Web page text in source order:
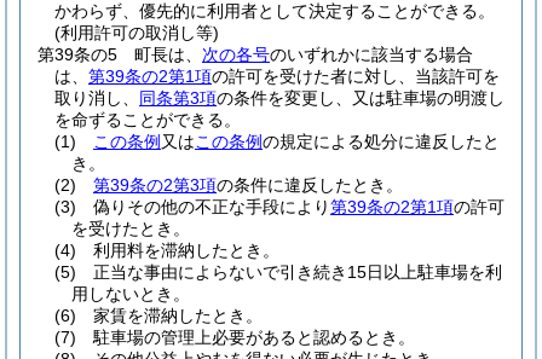
かわらず、優先的に利用者として決定することができる。
(利用許可の取消し等)
第39条の5
町長は、 次の各号のいずれかに該当する場合
は、 第39条の2第1項の許可を受けた者に対し、当該許可を
取り消し、 同条第3項の条件を変更し、又は駐車場の明渡し
を命ずることができる。
(1)
この条例 又はこの条例の規定による処分に違反したと
き。
(2)
第39条の2第3項の条件に違反したとき。
(3)
偽りその他の不正な手段により第39条の2第1項の許可
を受けたとき。
(4)
利用料を滞納したとき。
(5)
正当な事由によらないで引き続き15日以上駐車場を利
用しないとき。
(6)
家賃を滞納したとき。
(7)
駐車場の管理上必要があると認めるとき。